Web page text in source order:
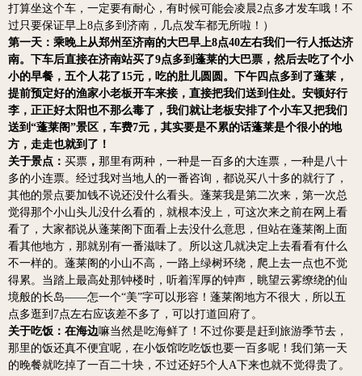
打算坐这个车，一定要有耐心，有时候可能会凌晨2点多才发车哦！不
过只要保证早上8点多到济南，几点发车都无所啦！）
第一天：乘晚上从郑州至济南的大巴早上8点40左右我们一行人抵达济
南。下车后直接在济南站买了9点多到蓬莱的大巴票，然后去吃了个小
小的早餐，五个人花了15元，吃的肚儿圆圆。下午四点多到了蓬莱，
提前预定好的渔家小老板开车来接，直接把我们送到住处。安顿好行
李，正正好太阳也不那么毒了，我们就让老板安排了个小车又把我们
送到“蓬莱阁”景区，车费7元，其实要是不累的话蓬莱是个很小的地
方，走走也就到了！
关于景点： 买票 ， 那里有两种，一种是一百多的大连票，一种是八十
多的小连票。经过我对当地人的一番咨询，都说买八十多的就行了，
其他的景点要加钱不说还没什么看头。蓬莱我是第二次来，第一次总
觉得那个小山头儿没什么看的，就根本没上，可这次来之前在网上看
看了，大家都说从蓬莱阁下面看上去没什么意思，但站在蓬莱阁上面
看其他地方，那就别有一番滋味了。所以这几就决定上去看看有什么
不一样的。蓬莱阁的小山不高，一路上绿树环绕，爬上去一点也不觉
得累。当踏上最高处那钟楼时，听着浑厚的钟声，眺望云雾缭绕的仙
境般的长岛——怎一个“美”字可以形容！蓬莱阁地方不很大，所以五
点多逛到7点左右应该差不多了，可以打道回府了。
关于吃饭：在海边嘛当然是吃海鲜了！不过你要是赶到旅游季节去，
那里的饭还真不便宜呢，在小饭馆吃吃饭也要一百多呢！我们第一天
的晚餐就吃掉了一百二十块，不过还好5个人A下来也就不觉得贵了。